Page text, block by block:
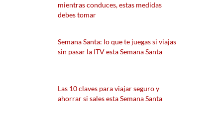
mientras conduces, estas medidas
debes tomar
Semana Santa: lo que te juegas si viajas
sin pasar la ITV esta Semana Santa
Las 10 claves para viajar seguro y
ahorrar si sales esta Semana Santa